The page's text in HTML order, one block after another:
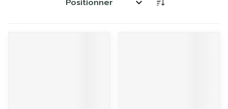
Trier par: